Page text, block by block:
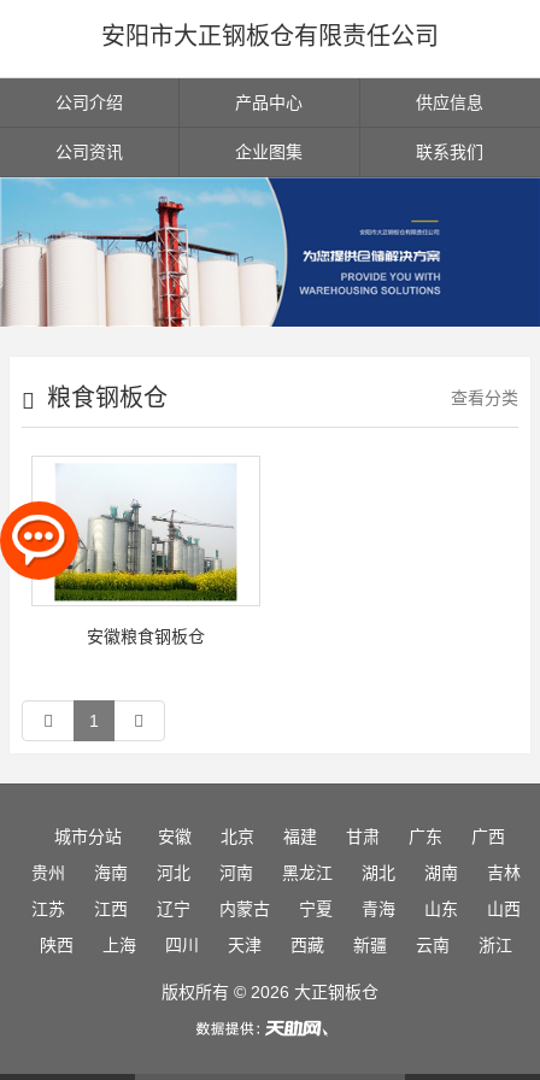
安阳市大正钢板仓有限责任公司
公司介绍 产品中心 供应信息
公司资讯 企业图集 联系我们
粮食钢板仓 查看分类
安徽粮食钢板仓
1
城市分站 安徽 北京 福建 甘肃 广东
广西
贵州
海南 河北 河南 黑龙江 湖北 湖南
吉林
江苏
江西 辽宁 内蒙古 宁夏 青海 山东
山西
陕西
上海 四川 天津 西藏 新疆 云南 浙江
版权所有 © 2026 大正钢板仓